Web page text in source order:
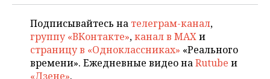
Подписывайтесь на телеграм-канал,
группу «ВКонтакте»,канал в MAXи
страницу в «Одноклассниках» «Реального
времени». Ежедневные видео наRutube и
«Дзене».